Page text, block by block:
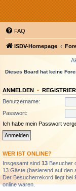
FAQ
ISDV-Homepage
Dieses Board hat keine
ANMELDEN •
Benutzername:
Passwort:
Ich habe mein Passwort
WER IST ONLINE?
Insgesamt sind 13 Besucher
13 Gäste (basierend auf den
Der Besucherrekord liegt bei
online waren.